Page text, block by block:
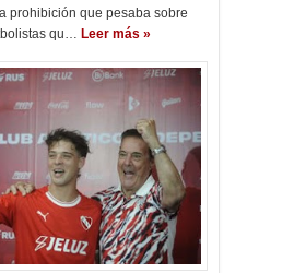
prohibición que pesaba sobre
qu… Leer más »